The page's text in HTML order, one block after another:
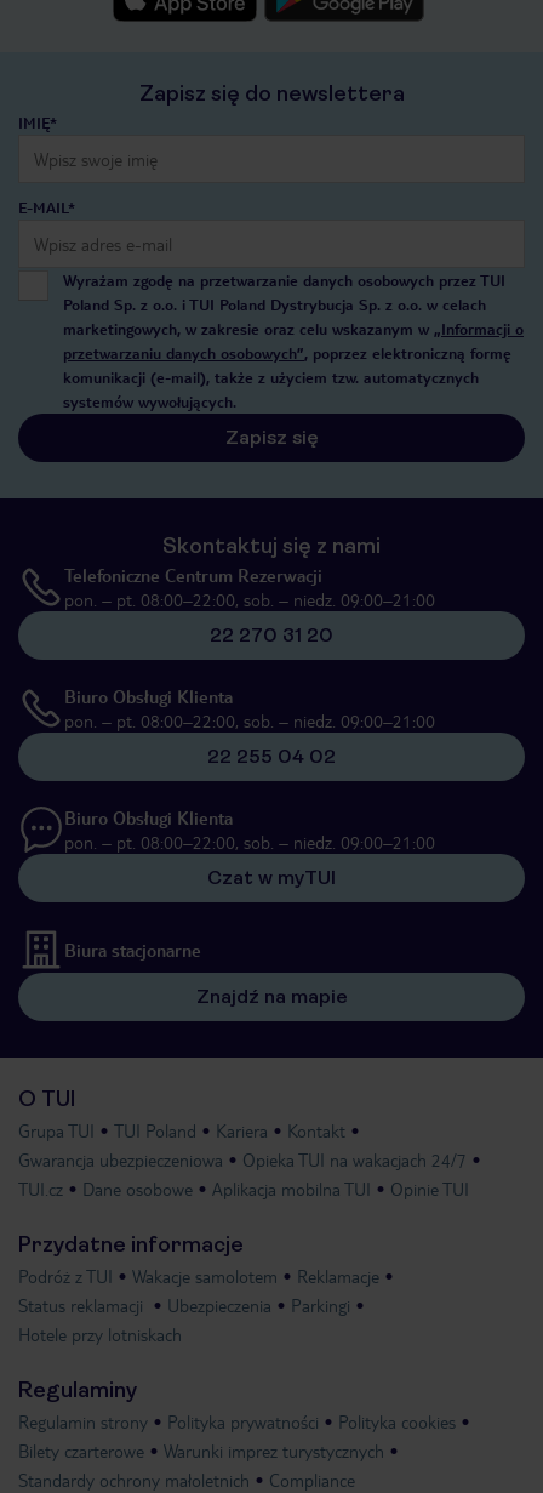
Zapisz się do newslettera
IMIĘ*
E-MAIL*
Wyrażam zgodę na przetwarzanie danych osobowych przez TUI
Poland Sp. z o.o. i TUI Poland Dystrybucja Sp. z o.o. w celach
marketingowych, w zakresie oraz celu wskazanym w „Informacji o
przetwarzaniu danych osobowych”, poprzez elektroniczną formę
komunikacji (e-mail), także z użyciem tzw. automatycznych
systemów wywołujących.
Zapisz się
Skontaktuj się z nami
Telefoniczne Centrum Rezerwacji
pon. – pt. 08:00–22:00, sob. – niedz. 09:00–21:00
22 270 31 20
Biuro Obsługi Klienta
pon. – pt. 08:00–22:00, sob. – niedz. 09:00–21:00
22 255 04 02
Biuro Obsługi Klienta
pon. – pt. 08:00–22:00, sob. – niedz. 09:00–21:00
Czat w myTUI
Biura stacjonarne
Znajdź na mapie
O TUI
Grupa TUI TUI Poland Kariera
Kontakt
Gwarancja ubezpieczeniowa
Opieka TUI na wakacjach 24/7
TUI.cz
Dane osobowe Aplikacja mobilna TUI Opinie TUI
Przydatne informacje
Podróż z TUI Wakacje samolotem
Reklamacje
Status reklamacji
Ubezpieczenia
Parkingi
Hotele przy lotniskach
Regulaminy
Regulamin strony Polityka prywatności
Polityka cookies
Bilety czarterowe
Warunki imprez turystycznych
Standardy ochrony małoletnich
Compliance